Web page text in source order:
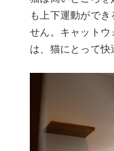
も上下運動がで
せん。キャット
は、猫にとって快